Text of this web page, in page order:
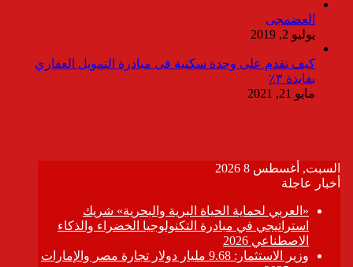
العضمجى
يوليو 2, 2019
كيف تقدم على وحدة سكنية فى مبادرة التمويل العقاري
بفايدة ٣٪
مايو 21, 2021